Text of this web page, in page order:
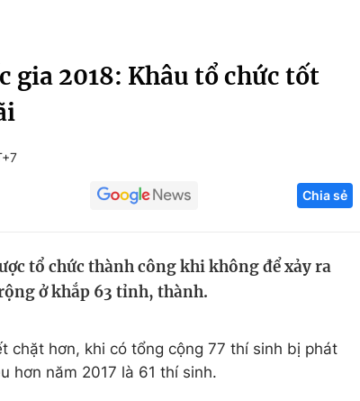
Infographic
Tuyển sinh
Hitech Công
Thị trường
gia 2018: Khâu tổ chức tốt
Chia sẻ
tổ chức thành công khi không để xảy ra
ở khắp 63 tỉnh, thành.
chặt hơn, khi có tổng cộng 77 thí sinh bị phát
hơn năm 2017 là 61 thí sinh.